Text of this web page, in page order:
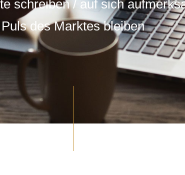
schreiben / auf sich
Puls des Marktes bleiben